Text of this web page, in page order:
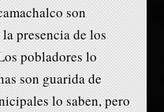
son
presencia de los
pobladores lo
son guarida de
lo saben, pero